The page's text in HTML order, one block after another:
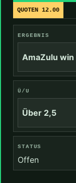
QUOTEN 12.00
ERGEBNIS
AmaZulu win
Ü/U
Über 2,5
STATUS
Offen